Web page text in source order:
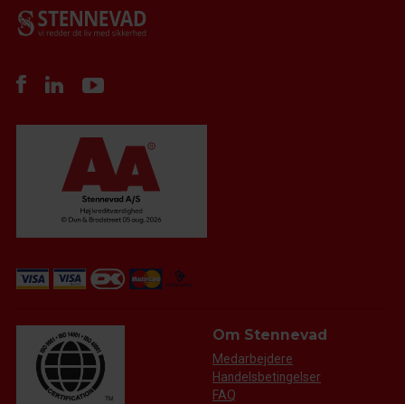
Om Stennevad
Medarbejdere
Handelsbetingelser
FAQ